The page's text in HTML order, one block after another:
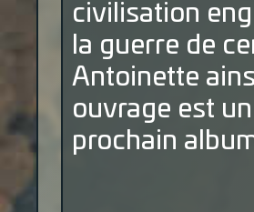
civilisation
la guerre de
Antoinette
ouvrage est
prochain